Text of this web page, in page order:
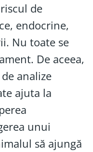
de
endocrine,
Nu toate se
De aceea,
analize
ajuta la
unui
să ajungă